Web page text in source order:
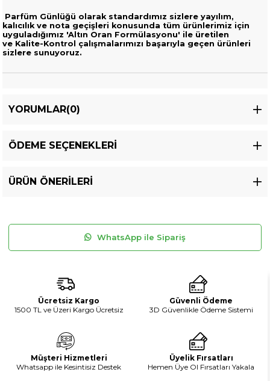
Parfüm Günlüğü olarak standardımız sizlere yayılım,
kalıcılık ve nota geçişleri konusunda tüm ürünlerimiz için
uyguladığımız 'Altın Oran Formülasyonu' ile üretilen
ve Kalite-Kontrol çalışmalarımızı başarıyla geçen ürünleri
sizlere sunuyoruz.
YORUMLAR(0)
ÖDEME SEÇENEKLERI
ÜRÜN ÖNERILERI
WhatsApp ile Sipariş
Ücretsiz Kargo
1500 TL ve Üzeri Kargo Ücretsiz
Güvenli Ödeme
3D Güvenlikle Ödeme Sistemi
Müşteri Hizmetleri
Whatsapp ile Kesintisiz Destek
Üyelik Fırsatları
Hemen Üye Ol Fırsatları Yakala